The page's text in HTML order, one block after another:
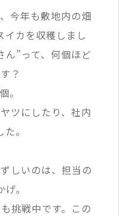
今年も敷地内の畑
イカを収穫しまし
ん”って、何個ほど
？
。
ツにしたり、社内
。
しいのは、担当の
。
挑戦中です。この